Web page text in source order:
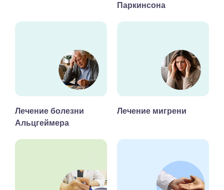
Паркинсона
Лечение болезни
Альцгеймера
Лечение мигрени